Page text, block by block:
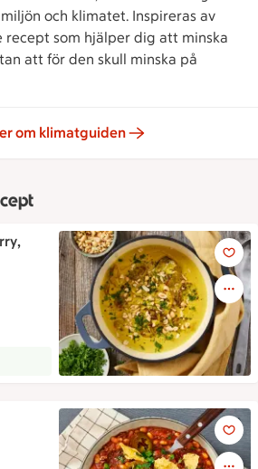
och klimatet. Inspireras av
som hjälper dig att minska
att för den skull minska på
om klimatguiden
45 min att tillaga
Currygryta toppad med
En skål med chili con carne,